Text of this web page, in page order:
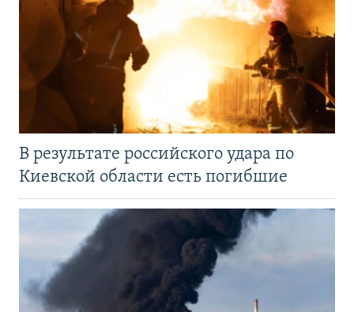
В результате российского удара по
Киевской области есть погибшие